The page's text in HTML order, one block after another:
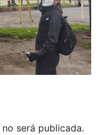
será publicada.